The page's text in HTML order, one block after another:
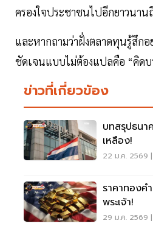
ครองใจประชาชนไปอีกยาวนาน
และหากถามว่าฝั่งตลาดทุนรู้สึกอ
ชัดเจนแบบไม่ต้องแปลคือ “คิดบ
ข่าวที่เกี่ยวข้อง
บทสรุปธนา
เหลือง!
22 ม.ค. 2569
ราคาทองค
พระเจ้า!
29 ม.ค. 2569